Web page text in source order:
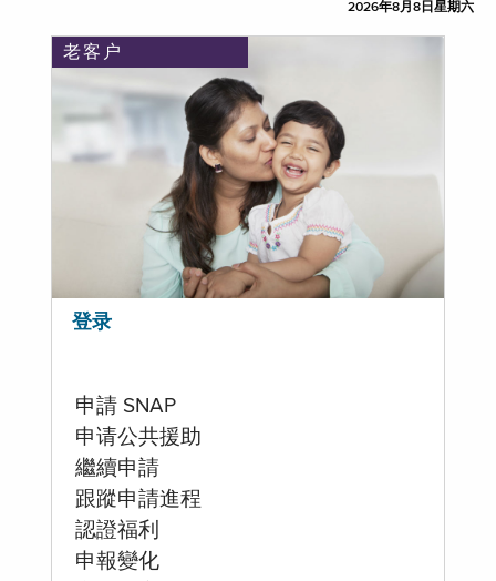
2026年8月8日星期六
老客户
登录
申請 SNAP
申请公共援助
繼續申請
跟蹤申請進程
認證福利
申報變化